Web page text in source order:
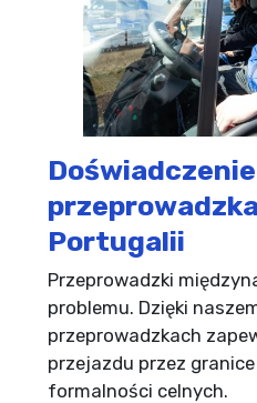
Portugalii
Przeprowadzki
problemu. Dzięki
przeprowadzkach
przejazdu przez
formalności celnych.